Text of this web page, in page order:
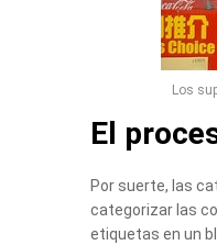
Los
El
Por suerte, las
categorizar las
etiquetas en un